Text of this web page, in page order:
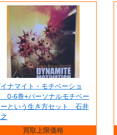
ナマイト・モチベーショ
0-6巻+パーソナルモチベー
という生き方セット 石井
買取上限価格